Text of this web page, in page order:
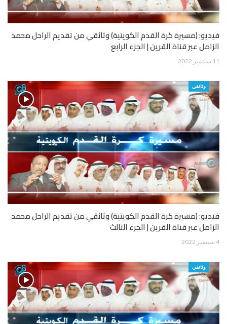
فيديو: (مسيرة كرة القدم الكويتية) وثائقي من تقديم الراحل محمد
الزامل عبر قناة القرين | الجزء الرابع
11 سبتمبر 2022
وثائقي
فيديو: (مسيرة كرة القدم الكويتية) وثائقي من تقديم الراحل محمد
الزامل عبر قناة القرين | الجزء الثالث
4 سبتمبر 2022
وثائقي